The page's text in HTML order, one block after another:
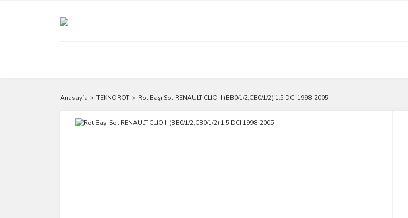
Anasayfa TEKNOROT Rot Başı Sol RENAULT CLIO II (BB0/1/2,CB0/1/2) 1.5 DCI 1998-2005